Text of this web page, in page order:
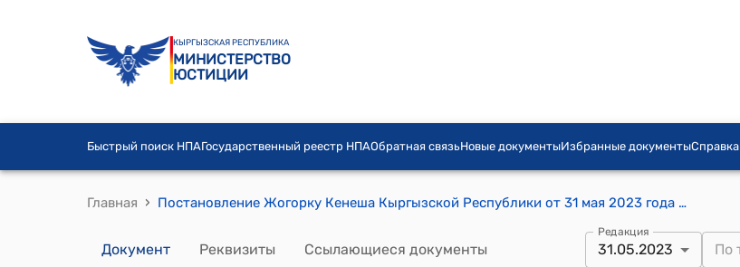
КЫРГЫЗСКАЯ РЕСПУБЛИКА
МИНИСТЕРСТВО
ЮСТИЦИИ
Быстрый поиск НПАГосударственный реестр НПАОбратная связьНовые документыИзбранные документыСправка
Главная › Постановление Жогорку Кенеша Кыргызской Республики от 31 мая 2023 года № 1202-VII "О принятии во втором чтении проекта Закона Кыргызской Республики "О ратификации Кредитного соглашения (обычные операции на льготных условиях) (Проект по укреплению региональной безопасности в области здравоохранения) между Кыргызской Республикой и Азиатским банком развития и Грантового соглашения (специальные операции) (Проект по укреплению региональной безопасности в области здравоохранения) между Кыргызской Республикой и Азиатским банком развития, подписанных 7 декабря 2022 года в городе Бишкек"
Документ Реквизиты Ссылающиеся документы
Редакция
31.05.2023